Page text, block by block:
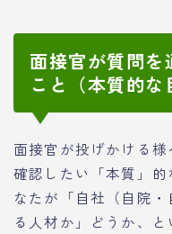
面接官が質問を
こと（本質的な
面接官が投げかける
確認したい「本質」
なたが「自社（自院
る人材か」どうか、